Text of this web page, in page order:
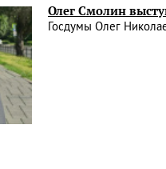
Олег Смолин
Госдумы Олег